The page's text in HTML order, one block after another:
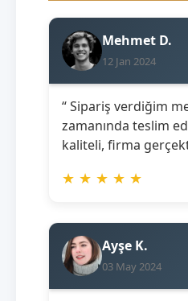
Mehmet D.
12 Jan 2024
“ Sipariş verdiğim
zamanında teslim
kaliteli, firma
★ ★ ★ ★ ★
Ayşe K.
03 May 2024